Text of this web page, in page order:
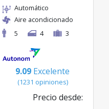
Automático
Aire acondicionado
5
4 3
9.09 Excelente
(1231 opiniones)
Precio desde: